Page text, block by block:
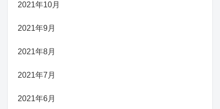
2021年10月
2021年9月
2021年8月
2021年7月
2021年6月